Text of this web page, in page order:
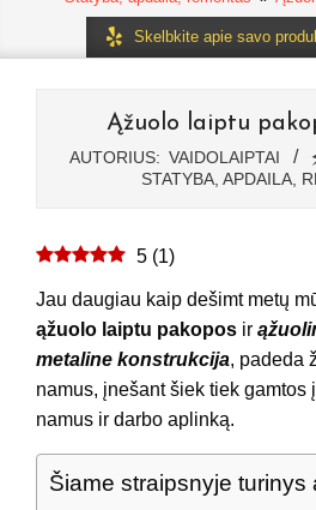
Skelbkite apie savo
Ąžuolo laiptu
AUTORIUS: VAIDOLAIPTAI
STATYBA, APDAILA,
5 (1)
Jau daugiau kaip dešimt metų
ąžuolo laiptu pakopos ir
metaline konstrukcija, padeda
namus, įnešant šiek tiek gamtos
namus ir darbo aplinką.
Šiame straipsnyje turinys